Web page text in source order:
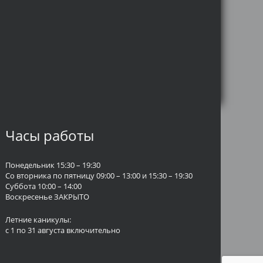
Часы работы
Понедельник 15:30 – 19:30
Со вторника по пятницу 09:00 – 13:00 и 15:30 – 19:30
Суббота 10:00 – 14:00
Воскресенье ЗАКРЫТО
Летние каникулы:
с 1 по 31 августа включительно